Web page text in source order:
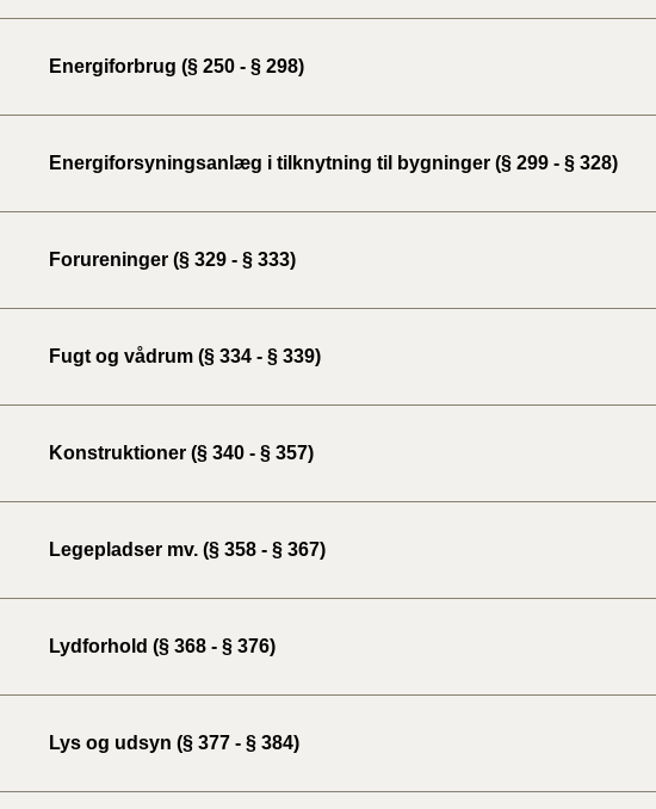
BR15
Energiforbrug (§ 250 - § 298)
Energiforsyningsanlæg i tilknytning til bygninger (§ 299 - § 328)
Forureninger (§ 329 - § 333)
Fugt og vådrum (§ 334 - § 339)
Konstruktioner (§ 340 - § 357)
Legepladser mv. (§ 358 - § 367)
Lydforhold (§ 368 - § 376)
Lys og udsyn (§ 377 - § 384)